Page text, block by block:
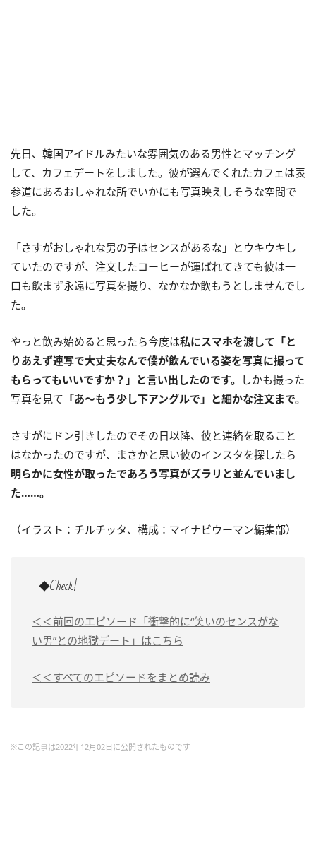
先日、韓国アイドルみたいな雰囲気のある男性とマッチング
して、カフェデートをしました。彼が選んでくれたカフェは表
参道にあるおしゃれな所でいかにも写真映えしそうな空間で
した。
「さすがおしゃれな男の子はセンスがあるな」とウキウキし
ていたのですが、注文したコーヒーが運ばれてきても彼は一
口も飲まず永遠に写真を撮り、なかなか飲もうとしませんでし
た。
やっと飲み始めると思ったら今度は私にスマホを渡して「と
りあえず連写で大丈夫なんで僕が飲んでいる姿を写真に撮って
もらってもいいですか？」と言い出したのです。
しかも撮った
写真を見て 「あ～もう少し下アングルで」と細かな注文まで。
さすがにドン引きしたのでその日以降、彼と連絡を取ること
はなかったのですが、まさかと思い彼のインスタを探したら
明らかに女性が取ったであろう写真がズラリと並んでいまし
た……。
（イラスト：チルチッタ、構成：マイナビウーマン編集部）
◆Check!
＜＜前回のエピソード「衝撃的に“笑いのセンスがな
い男”との地獄デート」はこちら
＜＜すべてのエピソードをまとめ読み
※この記事は2022年12月02日に公開されたものです